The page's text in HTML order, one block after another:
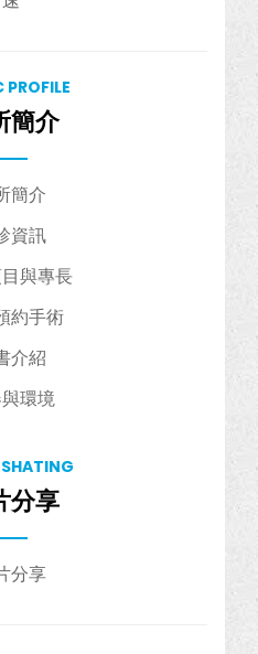
PROFILE
簡介
簡介
資訊
與專長
約手術
介紹
環境
分享
分享